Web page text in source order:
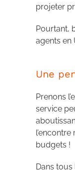
projeter
Pourtant,
agents en
Une
Prenons
service
budgets !
Dans